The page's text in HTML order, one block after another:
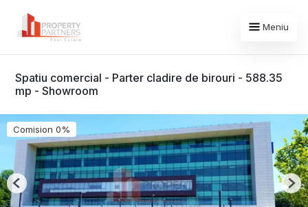
Meniu
Spatiu comercial - Parter cladire de birouri - 588.35
mp - Showroom
Comision 0%
Previous